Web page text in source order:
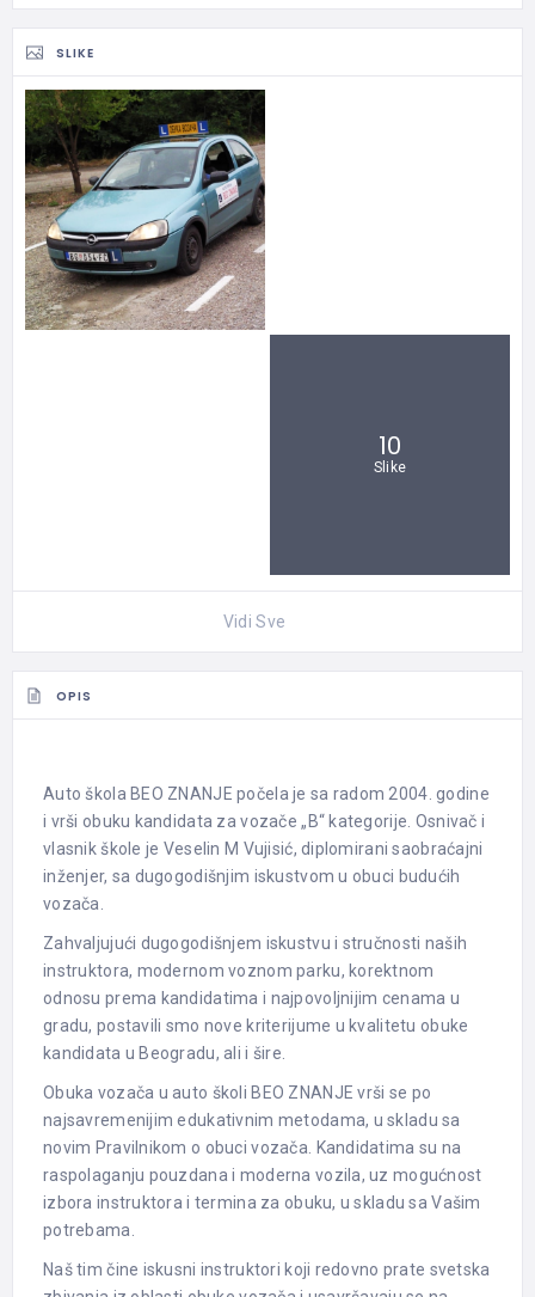
SLIKE
10
Slike
Vidi Sve
OPIS
Auto škola BEO ZNANJE počela je sa radom 2004. godine
i vrši obuku kandidata za vozače „B“ kategorije. Osnivač i
vlasnik škole je Veselin M Vujisić, diplomirani saobraćajni
inženjer, sa dugogodišnjim iskustvom u obuci budućih
vozača.
Zahvaljujući dugogodišnjem iskustvu i stručnosti naših
instruktora, modernom voznom parku, korektnom
odnosu prema kandidatima i najpovoljnijim cenama u
gradu, postavili smo nove kriterijume u kvalitetu obuke
kandidata u Beogradu, ali i šire.
Obuka vozača u auto školi BEO ZNANJE vrši se po
najsavremenijim edukativnim metodama, u skladu sa
novim Pravilnikom o obuci vozača. Kandidatima su na
raspolaganju pouzdana i moderna vozila, uz mogućnost
izbora instruktora i termina za obuku, u skladu sa Vašim
potrebama.
Naš tim čine iskusni instruktori koji redovno prate svetska